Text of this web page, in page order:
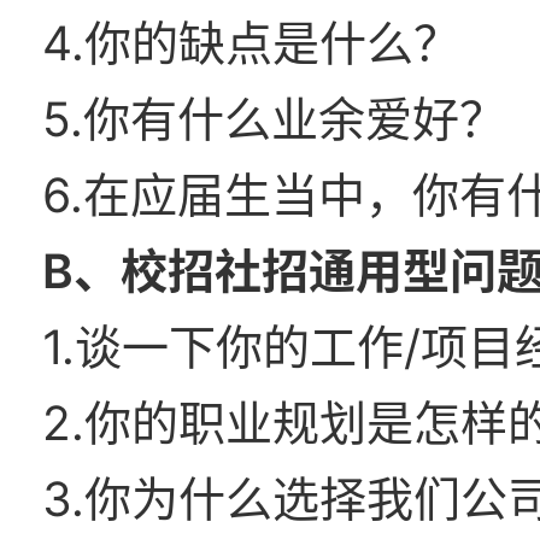
4.你的缺点是什么？
5.你有什么业余爱好？
6.在应届生当中，你有
B、校招社招通用型问
1.谈一下你的工作/项目
2.你的职业规划是怎样
3.你为什么选择我们公